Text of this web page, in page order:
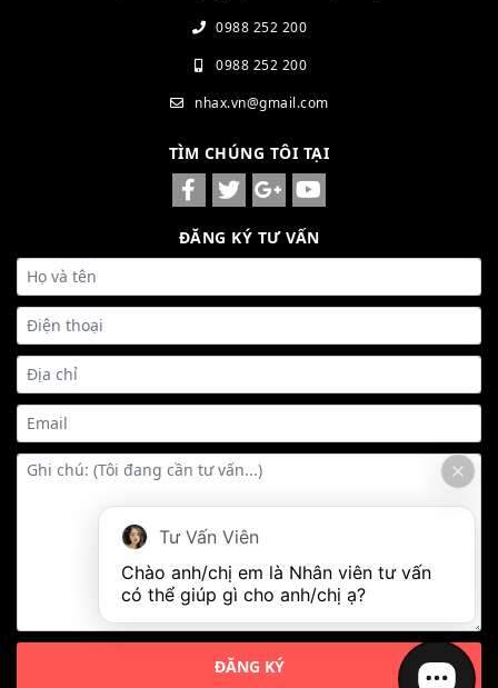
0988 252 200
0988 252 200
nhax.vn@gmail.com
TÌM CHÚNG TÔI TẠI
ĐĂNG KÝ TƯ VẤN
Tư Vấn Viên
Chào anh/chị em là Nhân viên tư vấn
có thể giúp gì cho anh/chị ạ?